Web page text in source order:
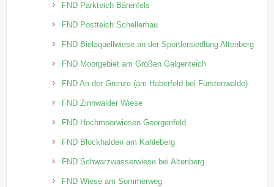
FND Parkteich Bärenfels
FND Postteich Schellerhau
FND Bielaquellwiese an der Sportlersiedlung Altenberg
FND Moorgebiet am Großen Galgenteich
FND An der Grenze (am Haberfeld bei Fürstenwalde)
FND Zinnwalder Wiese
FND Hochmoorwiesen Georgenfeld
FND Blockhalden am Kahleberg
FND Schwarzwasserwiese bei Altenberg
FND Wiese am Sommerweg